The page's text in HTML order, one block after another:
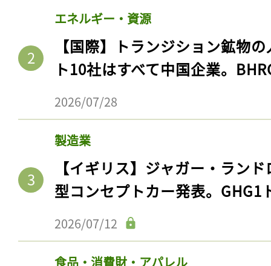
エネルギー・資源
【国際】トランジション鉱物
ト10社はすべて中国企業。
2026/07/28
製造業
【イギリス】ジャガー・ラン
型コンセプトカー発表。GHG1
2026/07/12
食品・消費財・アパレル